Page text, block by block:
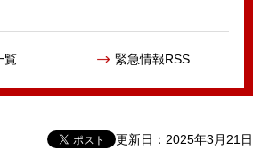
覧 緊急情報RSS
更新日：2025年3月21日